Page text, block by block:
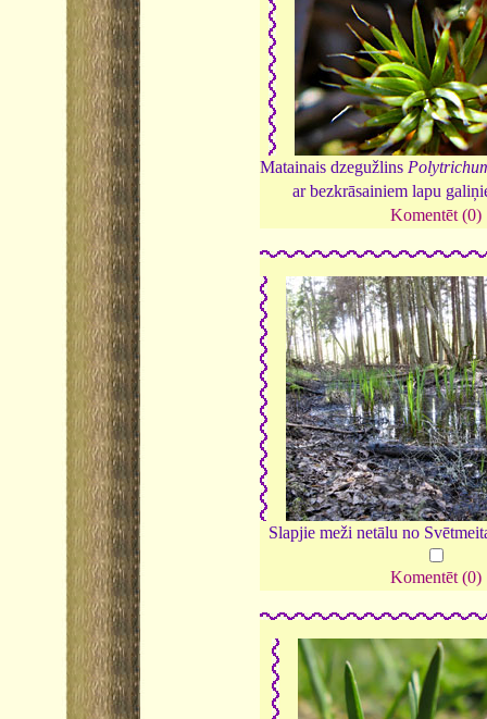
Matainais dzegužlins
ar bezkrāsainiem lapu
Komentēt (0)
Slapjie meži netālu no
Komentēt (0)